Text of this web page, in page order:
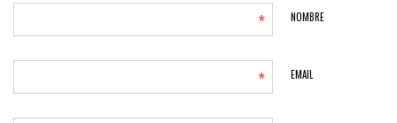
NOMBRE
*
EMAIL
*